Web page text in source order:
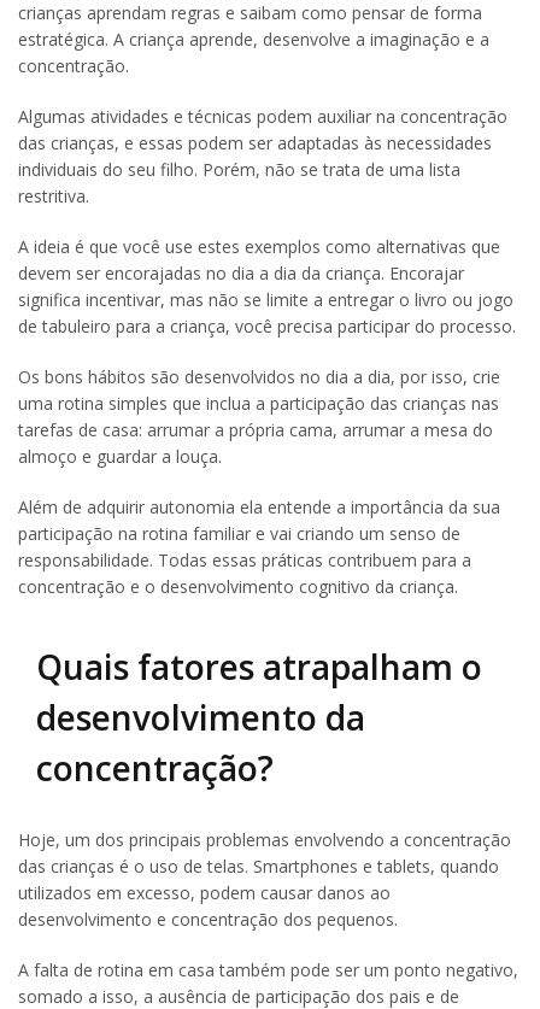
crianças aprendam regras e saibam como pensar de forma
estratégica. A criança aprende, desenvolve a imaginação e a
concentração.
Algumas atividades e técnicas podem auxiliar na concentração
das crianças, e essas podem ser adaptadas às necessidades
individuais do seu filho. Porém, não se trata de uma lista
restritiva.
A ideia é que você use estes exemplos como alternativas que
devem ser encorajadas no dia a dia da criança. Encorajar
significa incentivar, mas não se limite a entregar o livro ou jogo
de tabuleiro para a criança, você precisa participar do processo.
Os bons hábitos são desenvolvidos no dia a dia, por isso, crie
uma rotina simples que inclua a participação das crianças nas
tarefas de casa: arrumar a própria cama, arrumar a mesa do
almoço e guardar a louça.
Além de adquirir autonomia ela entende a importância da sua
participação na rotina familiar e vai criando um senso de
responsabilidade. Todas essas práticas contribuem para a
concentração e o desenvolvimento cognitivo da criança.
Quais fatores atrapalham o
desenvolvimento da
concentração?
Hoje, um dos principais problemas envolvendo a concentração
das crianças é o uso de telas. Smartphones e tablets, quando
utilizados em excesso, podem causar danos ao
desenvolvimento e concentração dos pequenos.
A falta de rotina em casa também pode ser um ponto negativo,
somado a isso, a ausência de participação dos pais e de